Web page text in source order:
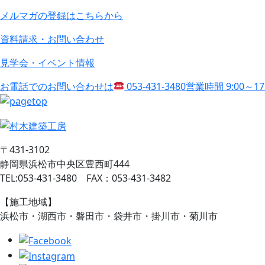
メルマガの登録はこちらから
資料請求・お問い合わせ
見学会・イベント情報
お電話でのお問い合わせは
053-431-3480営業時間 9:00～
〒431-3102
静岡県浜松市中央区豊西町444
TEL:053-431-3480 FAX：053-431-3482
【施工地域】
浜松市・湖西市・磐田市・袋井市・掛川市・菊川市